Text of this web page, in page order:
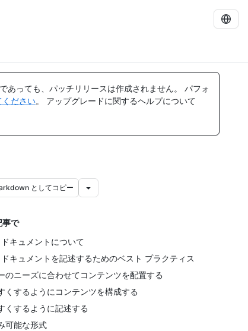
あっても、パッチリリースは作成されません。 パフォ
ださい。 アップグレードに関するヘルプについて
としてコピー
事で
キュメントについて
キュメントを記述するためのベスト プラクティス
のニーズに合わせてコンテンツを配置する
くするようにコンテンツを構成する
くするように記述する
可能な形式